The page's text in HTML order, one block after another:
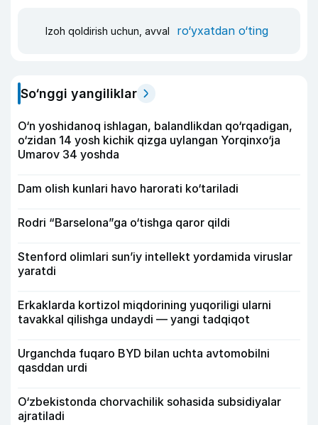
Izoh qoldirish uchun, avval ro‘yxatdan o‘ting
So‘nggi yangiliklar
O‘n yoshidanoq ishlagan, balandlikdan qo‘rqadigan,
o‘zidan 14 yosh kichik qizga uylangan Yorqinxo‘ja
Umarov 34 yoshda
Dam olish kunlari havo harorati ko‘tariladi
Rodri “Barselona”ga o‘tishga qaror qildi
Stenford olimlari sun’iy intellekt yordamida viruslar
yaratdi
Erkaklarda kortizol miqdorining yuqoriligi ularni
tavakkal qilishga undaydi — yangi tadqiqot
Urganchda fuqaro BYD bilan uchta avtomobilni
qasddan urdi
O‘zbekistonda chorvachilik sohasida subsidiyalar
ajratiladi